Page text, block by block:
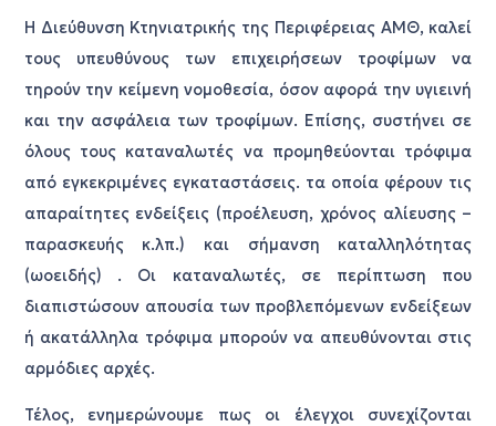
Η Διεύθυνση Κτηνιατρικής της Περιφέρειας ΑΜΘ, καλεί
τους υπευθύνους των επιχειρήσεων τροφίμων να
τηρούν την κείμενη νομοθεσία, όσον αφορά την υγιεινή
και την ασφάλεια των τροφίμων. Επίσης, συστήνει σε
όλους τους καταναλωτές να προμηθεύονται τρόφιμα
από εγκεκριμένες εγκαταστάσεις. τα οποία φέρουν τις
απαραίτητες ενδείξεις (προέλευση, χρόνος αλίευσης –
παρασκευής κ.λπ.) και σήμανση καταλληλότητας
(ωοειδής) . Οι καταναλωτές, σε περίπτωση που
διαπιστώσουν απουσία των προβλεπόμενων ενδείξεων
ή ακατάλληλα τρόφιμα μπορούν να απευθύνονται στις
αρμόδιες αρχές.
Τέλος, ενημερώνουμε πως οι έλεγχοι συνεχίζονται